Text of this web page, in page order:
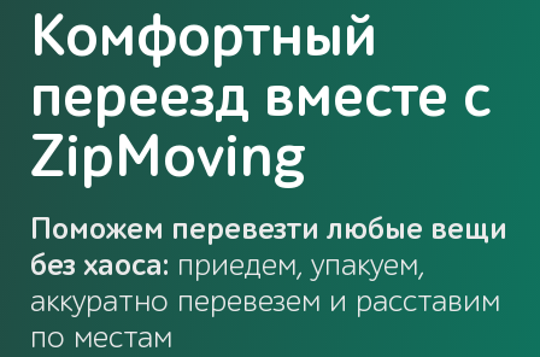
Комфортный
переезд вместе с
ZipMoving
Поможем перевезти любые вещи
без хаоса: приедем, упакуем,
аккуратно перевезем и расставим
по местам